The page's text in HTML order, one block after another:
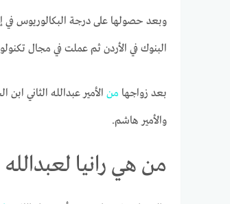
وبعد حصولها على درجة البكالوريوس في
البنوك في الأردن ثم عملت في مجال
بعد زواجها من
والأمير هاشم.
من هي رانيا لعبدالله